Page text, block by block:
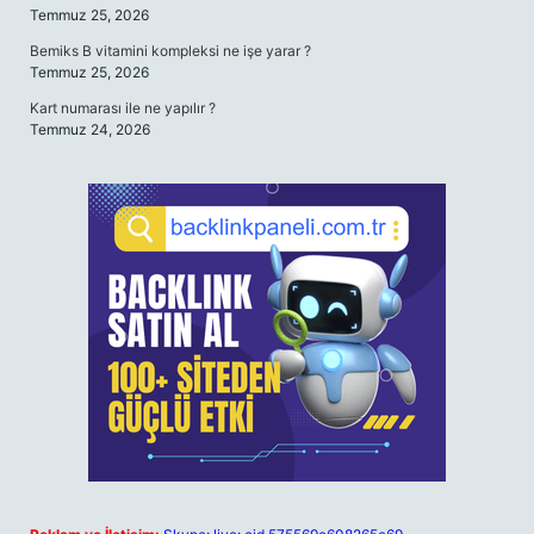
Temmuz 25, 2026
Bemiks B vitamini kompleksi ne işe yarar ?
Temmuz 25, 2026
Kart numarası ile ne yapılır ?
Temmuz 24, 2026